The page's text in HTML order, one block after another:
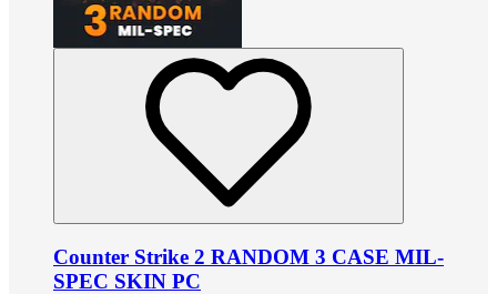
Counter Strike 2 RANDOM 3 CASE MIL-
SPEC SKIN PC